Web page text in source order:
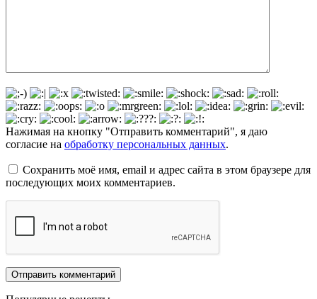
Нажимая на кнопку "Отправить комментарий", я даю
согласие на обработку персональных данных.
Сохранить моё имя, email и адрес сайта в этом браузере для
последующих моих комментариев.